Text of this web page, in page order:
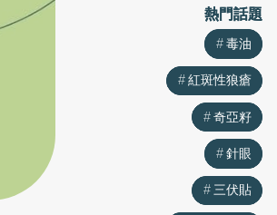
熱門話題
毒油
紅斑性狼瘡
奇亞籽
針眼
三伏貼
熱門話題
毒油
紅斑性狼瘡
奇亞籽
針眼
三伏貼